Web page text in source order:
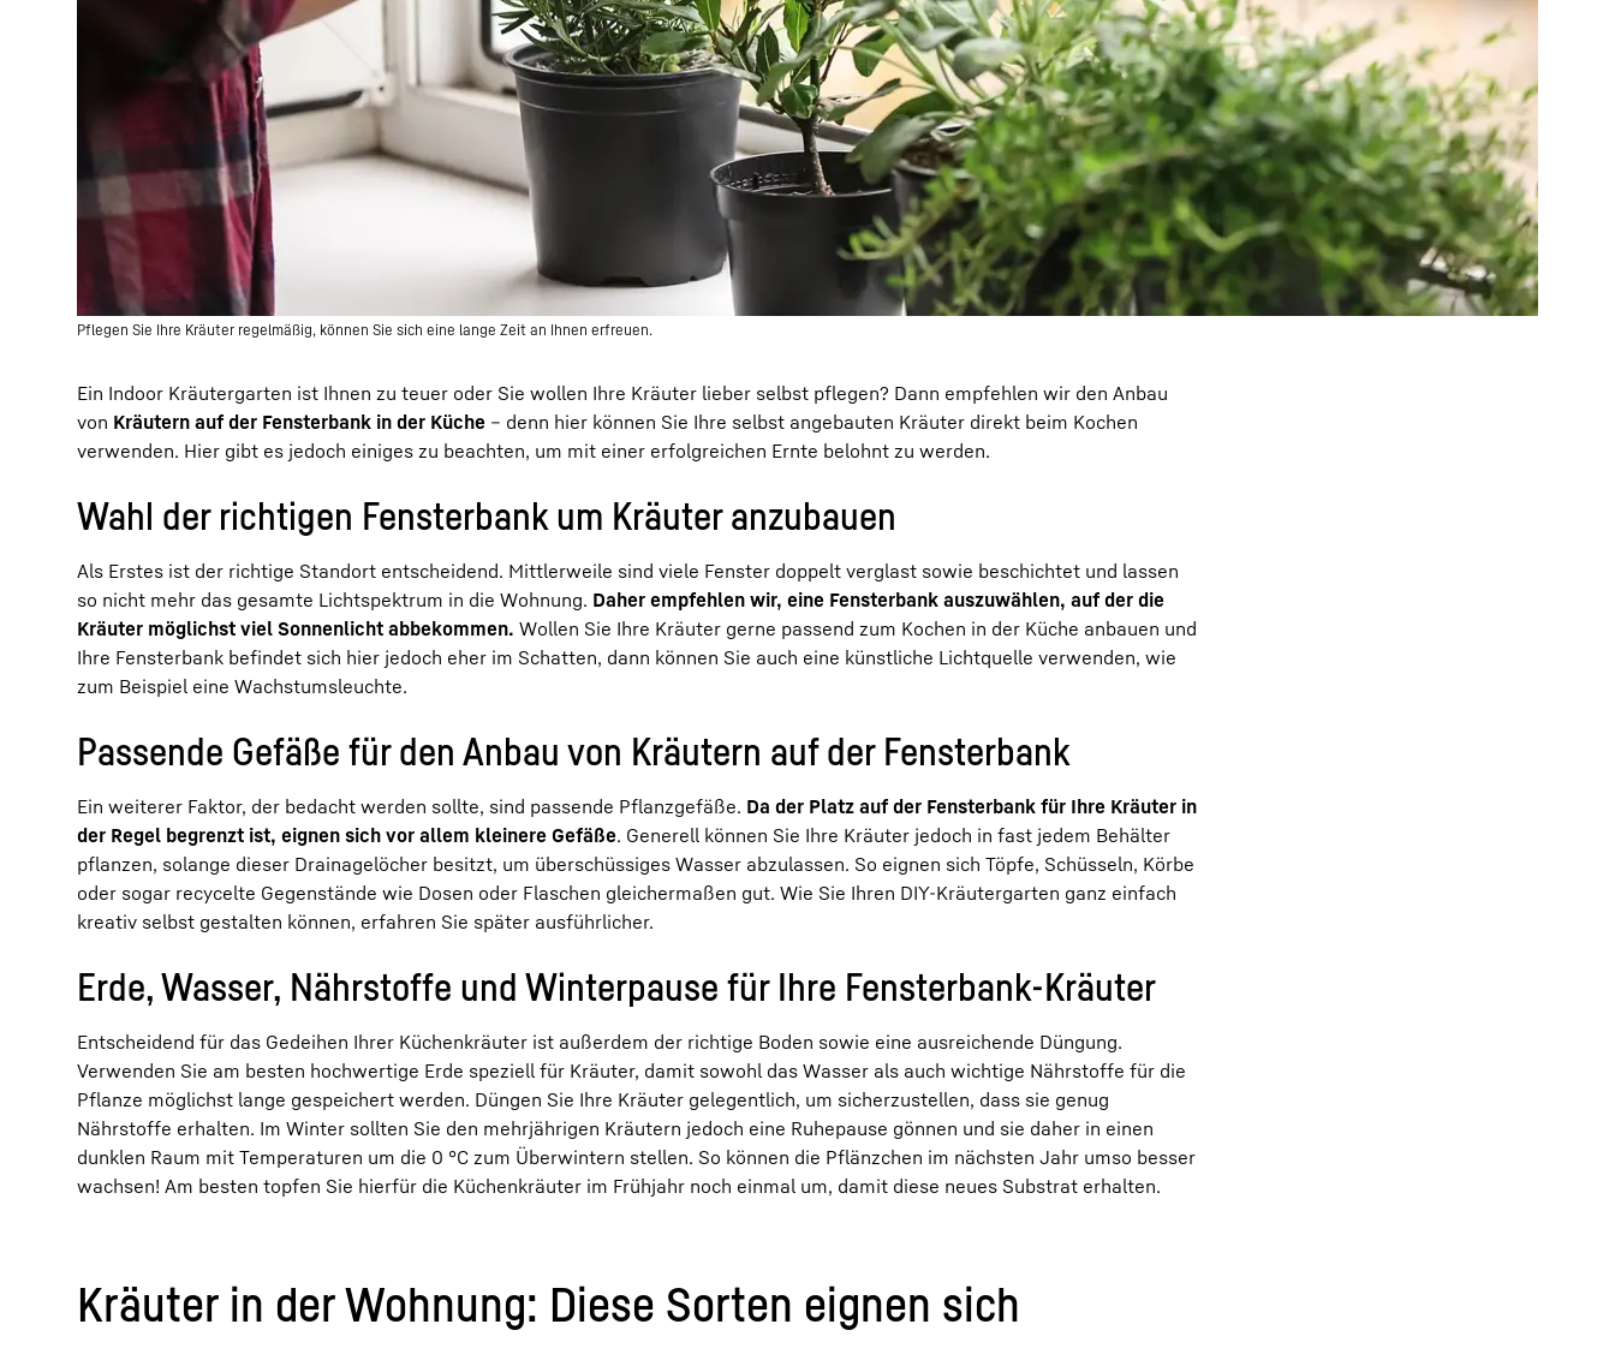
Pflegen Sie Ihre Kräuter regelmäßig, können Sie sich eine lange Zeit an Ihnen erfreuen.
Ein Indoor Kräutergarten ist Ihnen zu teuer oder Sie wollen Ihre Kräuter lieber selbst pflegen? Dann empfehlen wir den Anbau
von Kräutern auf der Fensterbank in der Küche – denn hier können Sie Ihre selbst angebauten Kräuter direkt beim Kochen
verwenden. Hier gibt es jedoch einiges zu beachten, um mit einer erfolgreichen Ernte belohnt zu werden.
Wahl der richtigen Fensterbank um Kräuter anzubauen
Als Erstes ist der richtige Standort entscheidend. Mittlerweile sind viele Fenster doppelt verglast sowie beschichtet und lassen
so nicht mehr das gesamte Lichtspektrum in die Wohnung. Daher empfehlen wir, eine Fensterbank auszuwählen, auf der die
Kräuter möglichst viel Sonnenlicht abbekommen. Wollen Sie Ihre Kräuter gerne passend zum Kochen in der Küche anbauen und
Ihre Fensterbank befindet sich hier jedoch eher im Schatten, dann können Sie auch eine künstliche Lichtquelle verwenden, wie
zum Beispiel eine Wachstumsleuchte.
Passende Gefäße für den Anbau von Kräutern auf der Fensterbank
Ein weiterer Faktor, der bedacht werden sollte, sind passende Pflanzgefäße. Da der Platz auf der Fensterbank für Ihre Kräuter in
der Regel begrenzt ist, eignen sich vor allem kleinere Gefäße. Generell können Sie Ihre Kräuter jedoch in fast jedem Behälter
pflanzen, solange dieser Drainagelöcher besitzt, um überschüssiges Wasser abzulassen. So eignen sich Töpfe, Schüsseln, Körbe
oder sogar recycelte Gegenstände wie Dosen oder Flaschen gleichermaßen gut. Wie Sie Ihren DIY-Kräutergarten ganz einfach
kreativ selbst gestalten können, erfahren Sie später ausführlicher.
Erde, Wasser, Nährstoffe und Winterpause für Ihre Fensterbank-Kräuter
Entscheidend für das Gedeihen Ihrer Küchenkräuter ist außerdem der richtige Boden sowie eine ausreichende Düngung.
Verwenden Sie am besten hochwertige Erde speziell für Kräuter, damit sowohl das Wasser als auch wichtige Nährstoffe für die
Pflanze möglichst lange gespeichert werden. Düngen Sie Ihre Kräuter gelegentlich, um sicherzustellen, dass sie genug
Nährstoffe erhalten. Im Winter sollten Sie den mehrjährigen Kräutern jedoch eine Ruhepause gönnen und sie daher in einen
dunklen Raum mit Temperaturen um die 0 °C zum Überwintern stellen. So können die Pflänzchen im nächsten Jahr umso besser
wachsen! Am besten topfen Sie hierfür die Küchenkräuter im Frühjahr noch einmal um, damit diese neues Substrat erhalten.
Kräuter in der Wohnung: Diese Sorten eignen sich